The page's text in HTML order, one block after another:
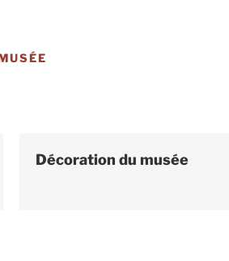
Décoration du musée